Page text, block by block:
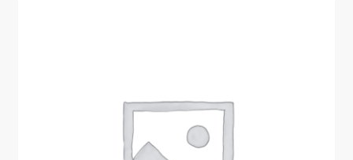
Юридические данные